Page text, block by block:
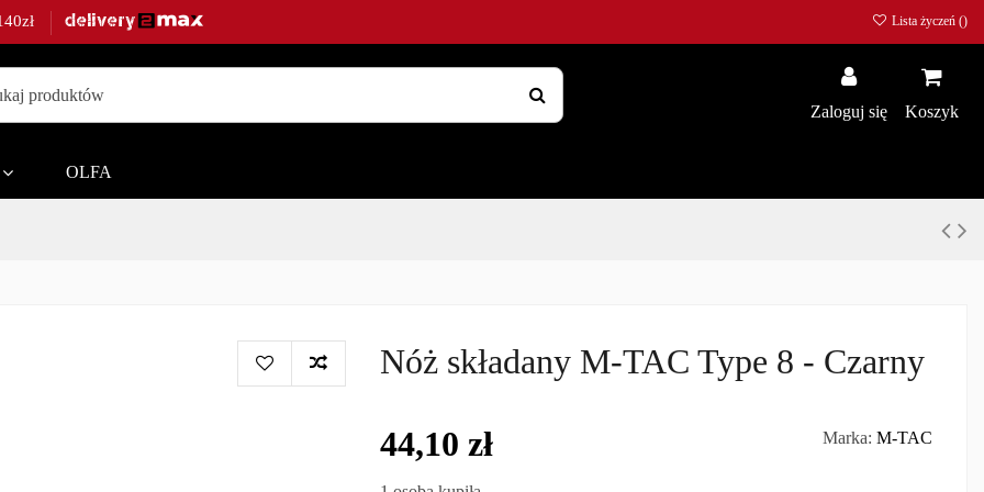
Lista życzeń ()
Zaloguj się Koszyk
OLFA
Nóż składany M-TAC Type 8 - Czarny
Marka: M-TAC
44,10 zł